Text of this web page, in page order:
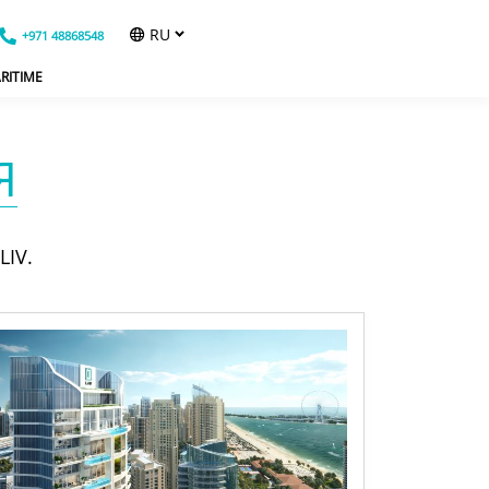
+971 48868548 RU